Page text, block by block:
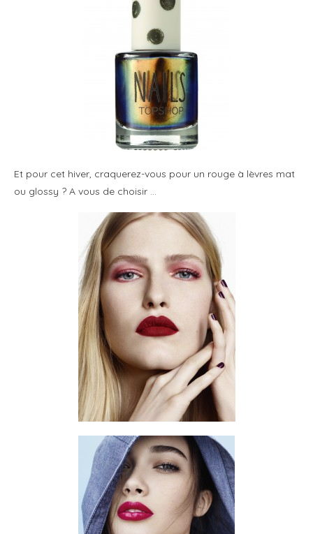
Et pour cet hiver, craquerez-vous pour un rouge à lèvres mat
ou glossy ? A vous de choisir …